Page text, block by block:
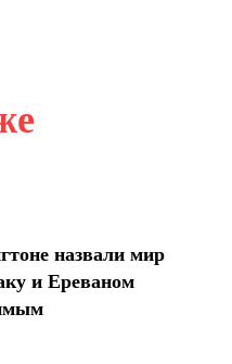
назвали мир
и Ереваном